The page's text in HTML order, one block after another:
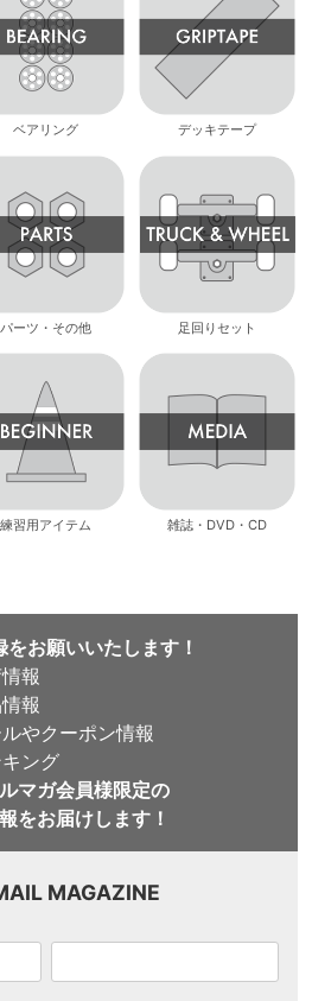
ベアリング デッキテープ
パーツ・その他 足回りセット
練習用アイテム 雑誌・DVD・CD
をお願いいたします！
報
報
やクーポン情報
ング
マガ会員様限定の
をお届けします！
MAGAZINE